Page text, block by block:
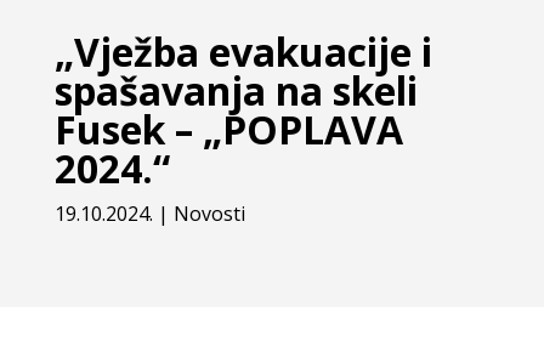
„Vježba evakuacije i
spašavanja na skeli
Fusek – „POPLAVA
2024.“
19.10.2024. | Novosti